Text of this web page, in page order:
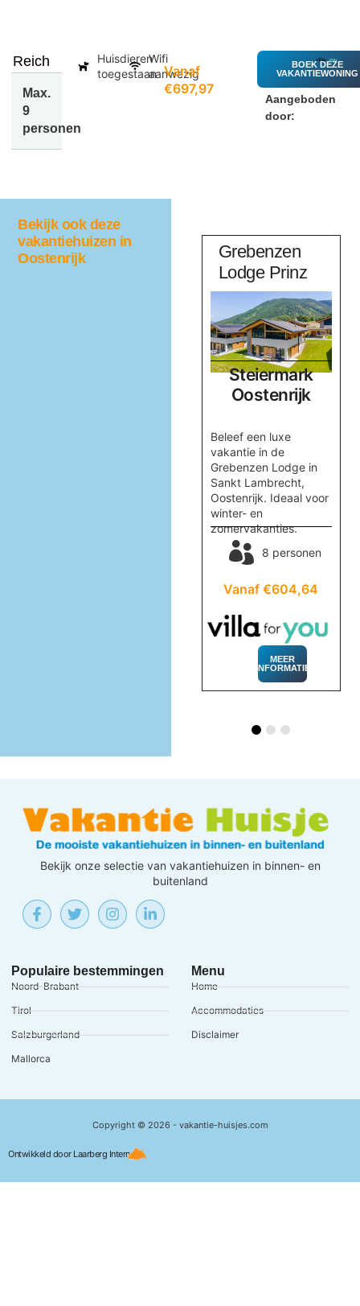
Reich
Max.
9
personen
Huisdieren
toegestaan
Wifi
aanwezig
Vanaf
€697,97
BOEK DEZE
VAKANTIEWONING
Aangeboden
door:
Bekijk ook deze
vakantiehuizen in
Oostenrijk
Haus
Sonnberg
Grebenzen
Lodge Prinz
Steiermark
Oostenrijk
Beleef een luxe
vakantie in de
Grebenzen Lodge in
Sankt Lambrecht,
Oostenrijk. Ideaal voor
winter- en
zomervakanties.
8 personen
Vanaf €604,64
MEER
INFORMATIE
Bekijk onze selectie van vakantiehuizen in binnen- en
buitenland
Populaire bestemmingen
Noord-Brabant
Tirol
Salzburgerland
Mallorca
Menu
Home
Accommodaties
Disclaimer
Copyright © 2026 - vakantie-huisjes.com
Ontwikkeld door Laarberg Internet